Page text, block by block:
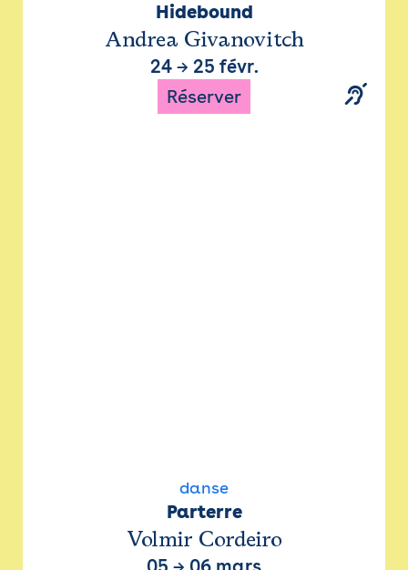
Hidebound
Andrea Givanovitch
24→ 25 févr.
Réserver
danse
Parterre
Volmir Cordeiro